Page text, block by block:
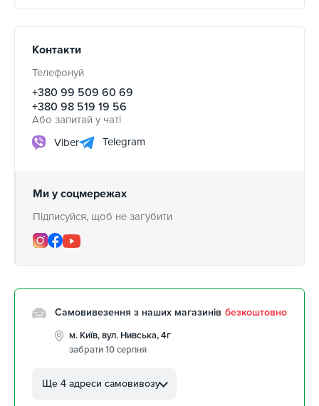
Контакти
Телефонуй
+380 99 509 60 69
+380 98 519 19 56
Або запитай у чаті
Viber
Telegram
Ми у соцмережах
Підписуйся, щоб не загубити
Самовивезення з наших магазинів безкоштовно
м. Київ, вул. Нивська, 4г
забрати 10 серпня
Автолюбителів, 8а
Ще 4 адреси самовивозу